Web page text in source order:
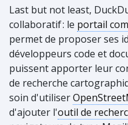
Last but not least,
collaboratif: le portail
permet de proposer ses
développeurs code et
puissent apporter leur
de recherche
soin d'utiliser
d'ajouter l'outil de